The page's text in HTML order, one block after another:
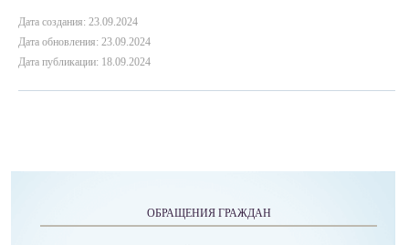
Дата создания: 23.09.2024
Дата обновления: 23.09.2024
Дата публикации: 18.09.2024
ОБРАЩЕНИЯ ГРАЖДАН